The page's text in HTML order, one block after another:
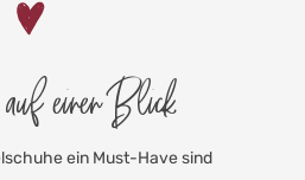
einen Blick
ein Must-Have sind